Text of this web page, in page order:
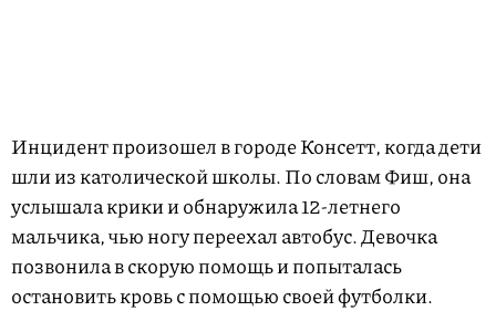
Инцидент произошел в городе Консетт, когда дети
шли из католической школы. По словам Фиш, она
услышала крики и обнаружила 12-летнего
мальчика, чью ногу переехал автобус. Девочка
позвонила в скорую помощь и попыталась
остановить кровь с помощью своей футболки.